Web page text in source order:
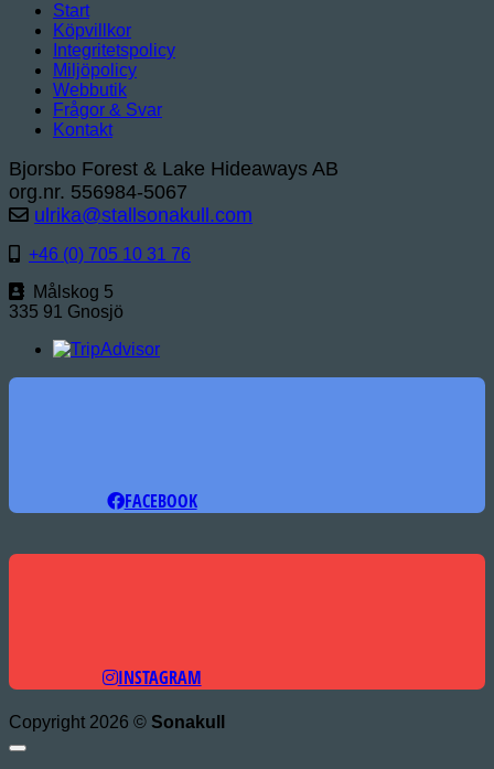
Start
Köpvillkor
Integritetspolicy
Miljöpolicy
Webbutik
Frågor & Svar
Kontakt
Bjorsbo Forest & Lake Hideaways AB
org.nr. 556984-5067
ulrika@stallsonakull.com
+46 (0) 705 10 31 76
Målskog 5
335 91 Gnosjö
FACEBOOK
INSTAGRAM
Copyright 2026 © Sonakull